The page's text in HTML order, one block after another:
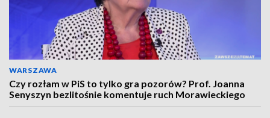
WARSZAWA
Czy rozłam w PiS to tylko gra pozorów? Prof. Joanna
Senyszyn bezlitośnie komentuje ruch Morawieckiego